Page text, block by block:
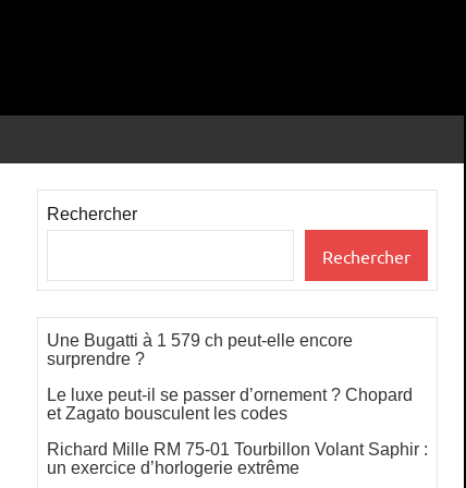
Rechercher
Rechercher
Une Bugatti à 1 579 ch peut-elle encore
surprendre ?
Le luxe peut-il se passer d’ornement ? Chopard
et Zagato bousculent les codes
Richard Mille RM 75-01 Tourbillon Volant Saphir :
un exercice d’horlogerie extrême